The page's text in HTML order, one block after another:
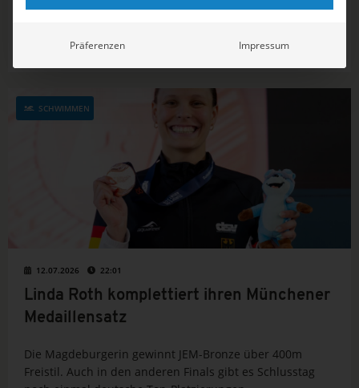
Im Stadionbad feiern neue Wettbewerbsformen ihre
Anna Elendt und Lukas Märtens auch alle anderen
Aktiven, die für Deutschland zuletzt internationale
SCHWIMMEN
12.07.2026 22:01
Linda Roth komplettiert ihren Münchener
Medaillensatz
Die Magdeburgerin gewinnt JEM-Bronze über 400m
Freistil. Auch in den anderen Finals gibt es Schlusstag
Präferenzen Impressum